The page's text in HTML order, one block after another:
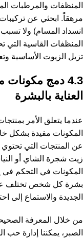
المنظفات والمرطبات
مرهقاً. ابحثي عن
انسداد المسام) ولا
المنظفات القاسية
تزيل الزيوت الأساسية
4.3 دمج
العناية بالبشرة
عندما يتعلق الأمر
المكونات مفيدة بشكل
عن المنتجات التي
زيت شجرة الشاي أو
المكونات في التحكم في
بشرة كل شخص تختلف عن
الجديدة والاستماع إلى
من خلال المعرفة
الصبر، يمكننا إدارة